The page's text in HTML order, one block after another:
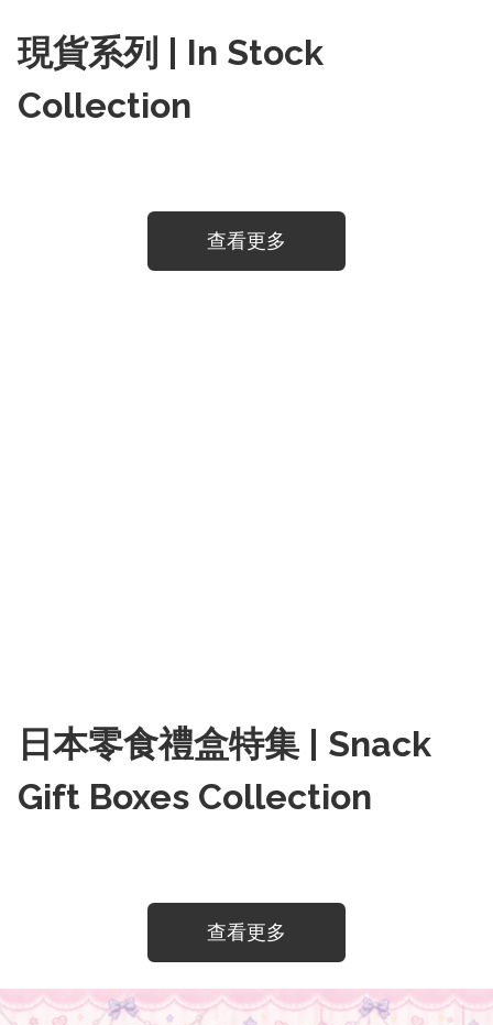
現貨系列 | In Stock
Collection
查看更多
日本零食禮盒特集 | Snack
Gift Boxes Collection
查看更多